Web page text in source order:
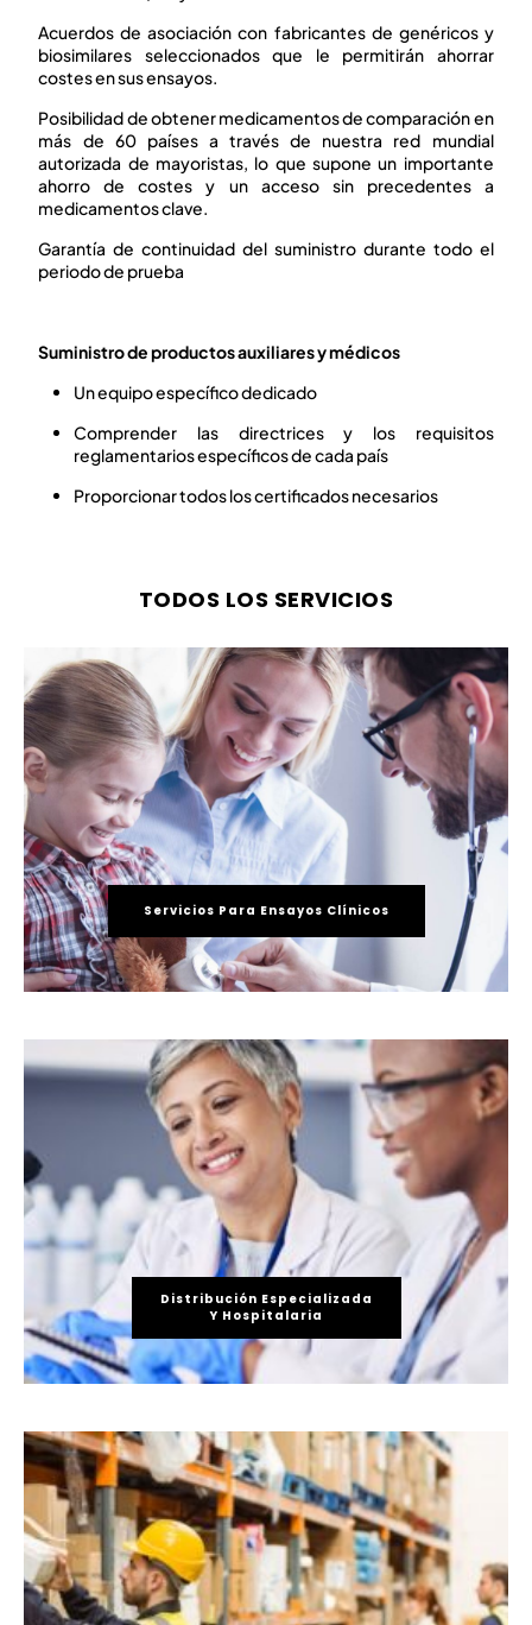
Acuerdos de asociación con fabricantes de genéricos y
biosimilares seleccionados que le permitirán ahorrar
costes en sus ensayos.
Posibilidad de obtener medicamentos de comparación en
más de 60 países a través de nuestra red mundial
autorizada de mayoristas, lo que supone un importante
ahorro de costes y un acceso sin precedentes a
medicamentos clave.
Garantía de continuidad del suministro durante todo el
periodo de prueba
Suministro de productos auxiliares y médicos
Un equipo específico dedicado
Comprender las directrices y los requisitos
reglamentarios específicos de cada país
Proporcionar todos los certificados necesarios
TODOS LOS SERVICIOS
Servicios Para Ensayos Clínicos
Distribución Especializada
Y Hospitalaria